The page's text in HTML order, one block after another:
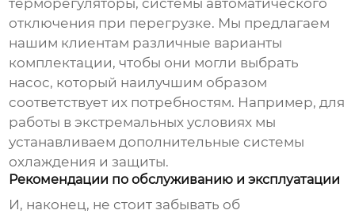
терморегуляторы, системы автоматического
отключения при перегрузке. Мы предлагаем
нашим клиентам различные варианты
комплектации, чтобы они могли выбрать
насос, который наилучшим образом
соответствует их потребностям. Например, для
работы в экстремальных условиях мы
устанавливаем дополнительные системы
охлаждения и защиты.
Рекомендации по обслуживанию и эксплуатации
И, наконец, не стоит забывать об